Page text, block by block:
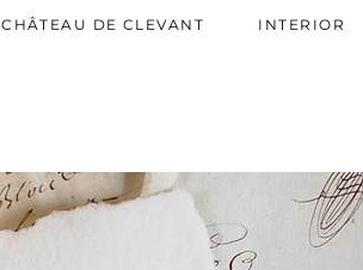
CHÂTEAU DE CLEVANT INTERIOR